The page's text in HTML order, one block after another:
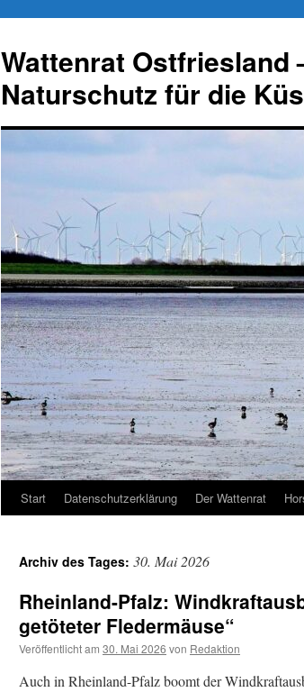
springen
Wattenrat Ostfriesland
Naturschutz für die
Start Datenschutzerklärung Der Wattenrat
Archiv des Tages: 30. Mai 2026
Rheinland-Pfalz:
getöteter Fledermäuse“
Veröffentlicht am 30. Mai 2026 von Redaktion
Auch in Rheinland-Pfalz boomt der